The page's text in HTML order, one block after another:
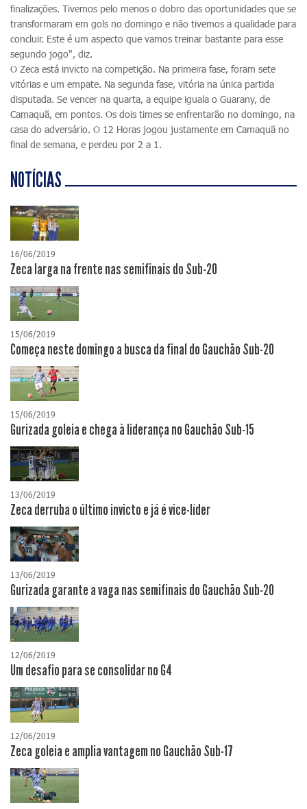
finalizações. Tivemos pelo menos o dobro das oportunidades que se
transformaram em gols no domingo e não tivemos a qualidade para
concluir. Este é um aspecto que vamos treinar bastante para esse
segundo jogo", diz.
O Zeca está invicto na competição. Na primeira fase, foram sete
vitórias e um empate. Na segunda fase, vitória na única partida
disputada. Se vencer na quarta, a equipe iguala o Guarany, de
Camaquã, em pontos. Os dois times se enfrentarão no domingo, na
casa do adversário. O 12 Horas jogou justamente em Camaquã no
final de semana, e perdeu por 2 a 1.
NOTÍCIAS
16/06/2019
Zeca larga na frente nas semifinais do Sub-20
15/06/2019
Começa neste domingo a busca da final do Gauchão Sub-20
15/06/2019
Gurizada goleia e chega à liderança no Gauchão Sub-15
13/06/2019
Zeca derruba o último invicto e já é vice-líder
13/06/2019
Gurizada garante a vaga nas semifinais do Gauchão Sub-20
12/06/2019
Um desafio para se consolidar no G4
12/06/2019
Zeca goleia e amplia vantagem no Gauchão Sub-17